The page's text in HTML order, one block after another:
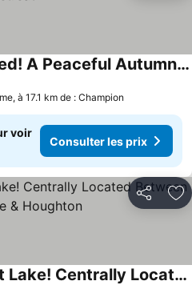
Loon's Cove: Just listed! A Peaceful Autumn Lakeside Retreat
à 17.1 km de : Champion
voir
Consulter les prix
Partager
Paradise On Petticoat Lake! Centrally Located Between Marquette & Houghton